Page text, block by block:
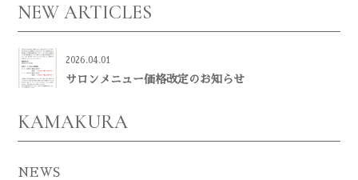
NEW ARTICLES
2026.04.01
サロンメニュー価格改定のお知らせ
KAMAKURA
NEWS